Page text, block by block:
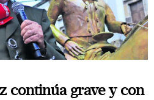
continúa grave y con